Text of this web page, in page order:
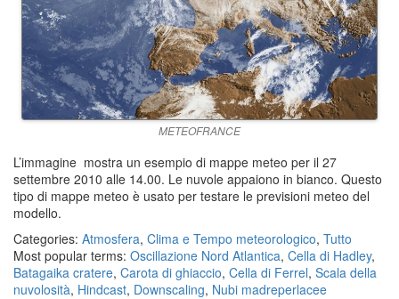
METEOFRANCE
L’immagine mostra un esempio di mappe meteo per il 27
settembre 2010 alle 14.00. Le nuvole appaiono in bianco. Questo
tipo di mappe meteo è usato per testare le previsioni meteo del
modello.
Categories: Atmosfera, Clima e Tempo meteorologico, Tutto
Most popular terms: Oscillazione Nord Atlantica, Cella di Hadley,
Batagaika cratere, Carota di ghiaccio, Cella di Ferrel, Scala della
nuvolosità, Hindcast, Downscaling, Nubi madreperlacee